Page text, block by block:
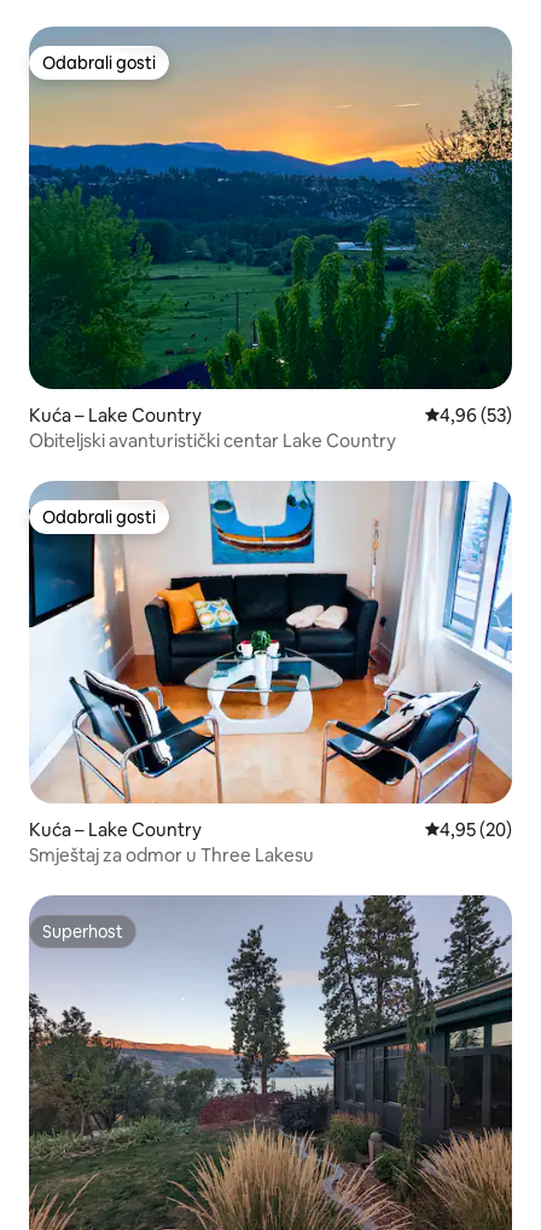
Odabrali gosti
Odabrali gosti
Kuća – Lake Country Prosječna
4,96 (53)
Obiteljski avanturistički centar Lake Country
Odabrali gosti
Odabrali gosti
Kuća – Lake Country Prosječna
4,95 (20)
Smještaj za odmor u Three Lakesu
Superhost
Superhost